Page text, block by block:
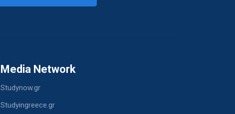
Media Network
Studynow.gr
Studyingreece.gr